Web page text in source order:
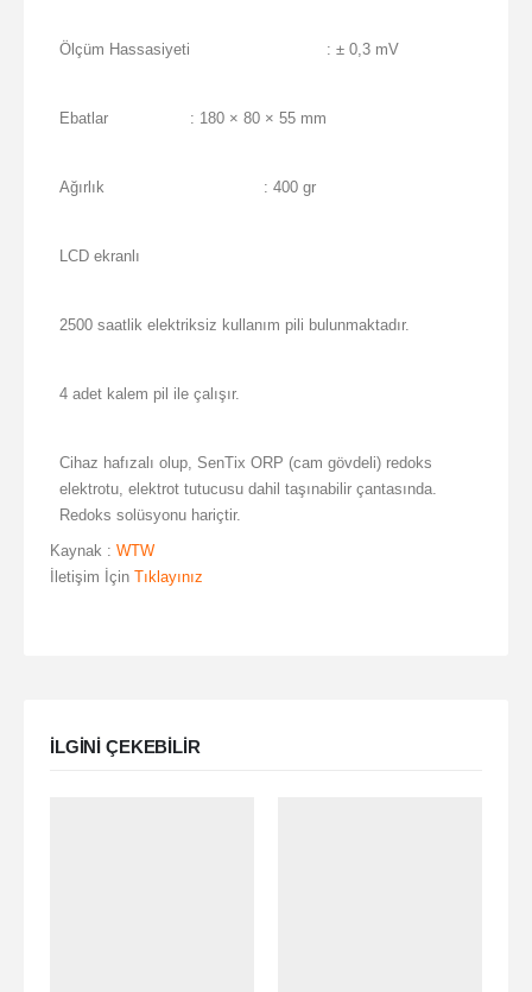
Ölçüm Hassasiyeti : ± 0,3 mV
Ebatlar : 180 × 80 × 55 mm
Ağırlık : 400 gr
LCD ekranlı
2500 saatlik elektriksiz kullanım pili bulunmaktadır.
4 adet kalem pil ile çalışır.
Cihaz hafızalı olup, SenTix ORP (cam gövdeli) redoks
elektrotu, elektrot tutucusu dahil taşınabilir çantasında.
Redoks solüsyonu hariçtir.
Kaynak : WTW
İletişim İçin Tıklayınız
ILGINI ÇEKEBILIR